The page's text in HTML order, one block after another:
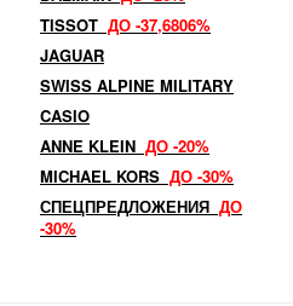
TISSOT ДО -37,6806%
JAGUAR
SWISS ALPINE MILITARY
CASIO
ANNE KLEIN ДО -20%
MICHAEL KORS ДО -30%
СПЕЦПРЕДЛОЖЕНИЯ ДО
-30%